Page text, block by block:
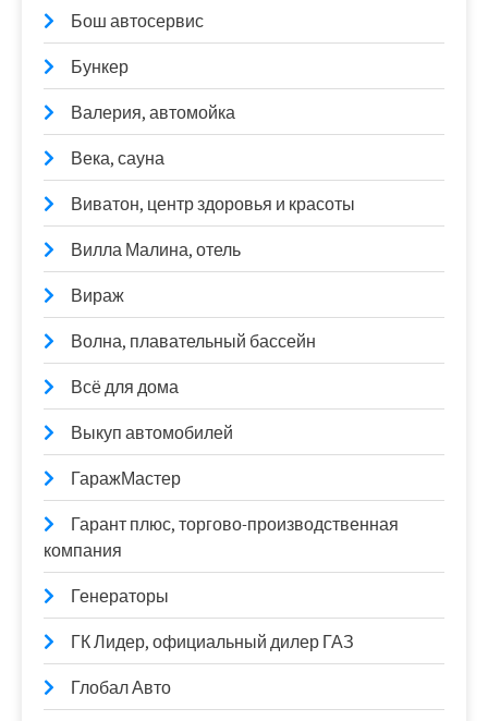
Бош автосервис
Бункер
Валерия, автомойка
Века, сауна
Виватон, центр здоровья и красоты
Вилла Малина, отель
Вираж
Волна, плавательный бассейн
Всё для дома
Выкуп автомобилей
ГаражМастер
Гарант плюс, торгово-производственная
компания
Генераторы
ГК Лидер, официальный дилер ГАЗ
Глобал Авто